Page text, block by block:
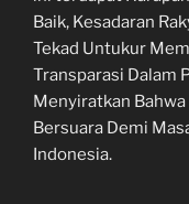
Baik, Kesadaran
Tekad Untukur
Transparasi Dalam
Menyiratkan
Bersuara Demi
Indonesia.